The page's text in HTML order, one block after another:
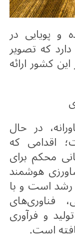
و پویایی در
که تصویر
کشور ارائه
در حال
اقدامی که
محکم برای
هوشمند
است و با
فناوری‌های
و فرآوری
است.